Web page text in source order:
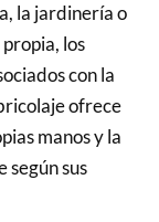
la jardinería o
los
con la
ofrece
manos y la
según sus